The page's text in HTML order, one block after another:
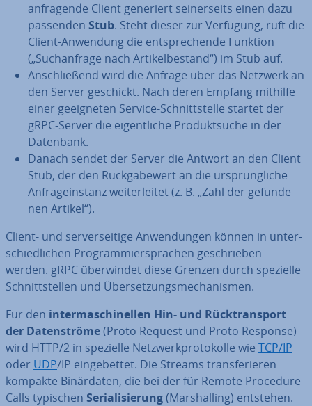
an­fra­gen­de Client generiert sei­ner­seits einen dazu
passenden Stub. Steht dieser zur Verfügung, ruft die
Client-Anwendung die ent­spre­chen­de Funktion
(„Such­an­fra­ge nach Ar­ti­kel­be­stand“) im Stub auf.
An­schlie­ßend wird die Anfrage über das Netzwerk an
den Server geschickt. Nach deren Empfang mithilfe
einer ge­eig­ne­ten Service-Schnitt­stel­le startet der
gRPC-Server die ei­gent­li­che Pro­dukt­su­che in der
Datenbank.
Danach sendet der Server die Antwort an den Client
Stub, der den Rück­ga­be­wert an die ur­sprüng­li­che
An­fra­ge­instanz wei­ter­lei­tet (z. B. „Zahl der ge­fun­de­
nen Artikel“).
Client- und ser­ver­sei­ti­ge An­wen­dun­gen können in un­ter­
schied­li­chen Pro­gram­mier­spra­chen ge­schrie­ben
werden. gRPC über­win­det diese Grenzen durch spezielle
Schnitt­stel­len und Über­set­zungs­me­cha­nis­men.
Für den in­ter­ma­schi­nel­len Hin- und Rück­trans­port
der Da­ten­strö­me(Proto Request und Proto Response)
wird HTTP/2 in spezielle Netz­werk­pro­to­kol­le wie TCP/IP
oder UDP/IP ein­ge­bet­tet. Die Streams trans­fe­rie­ren
kompakte Bi­när­da­ten, die bei der für Remote Procedure
Calls typischen Se­ria­li­sie­rung(Mar­shalling) entstehen.